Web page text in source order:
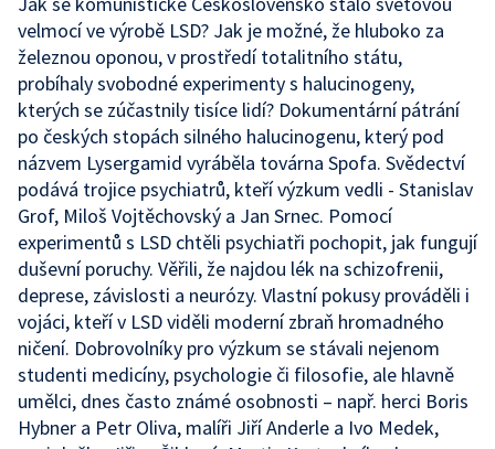
velmocí ve výrobě LSD? Jak je možné, že hluboko za
železnou oponou, v prostředí totalitního státu,
probíhaly svobodné experimenty s halucinogeny,
kterých se zúčastnily tisíce lidí? Dokumentární pátrání
po českých stopách silného halucinogenu, který pod
názvem Lysergamid vyráběla továrna Spofa. Svědectví
podává trojice psychiatrů, kteří výzkum vedli - Stanislav
Grof, Miloš Vojtěchovský a Jan Srnec. Pomocí
experimentů s LSD chtěli psychiatři pochopit, jak fungují
duševní poruchy. Věřili, že najdou lék na schizofrenii,
deprese, závislosti a neurózy. Vlastní pokusy prováděli i
vojáci, kteří v LSD viděli moderní zbraň hromadného
ničení. Dobrovolníky pro výzkum se stávali nejenom
studenti medicíny, psychologie či filosofie, ale hlavně
umělci, dnes často známé osobnosti – např. herci Boris
Hybner a Petr Oliva, malíři Jiří Anderle a Ivo Medek,